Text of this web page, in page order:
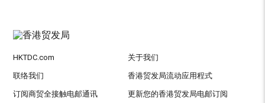
HKTDC.com 关于我们
联络我们 香港贸发局流动应用程式
订阅商贸全接触电邮通讯 更新您的香港贸发局电邮订阅